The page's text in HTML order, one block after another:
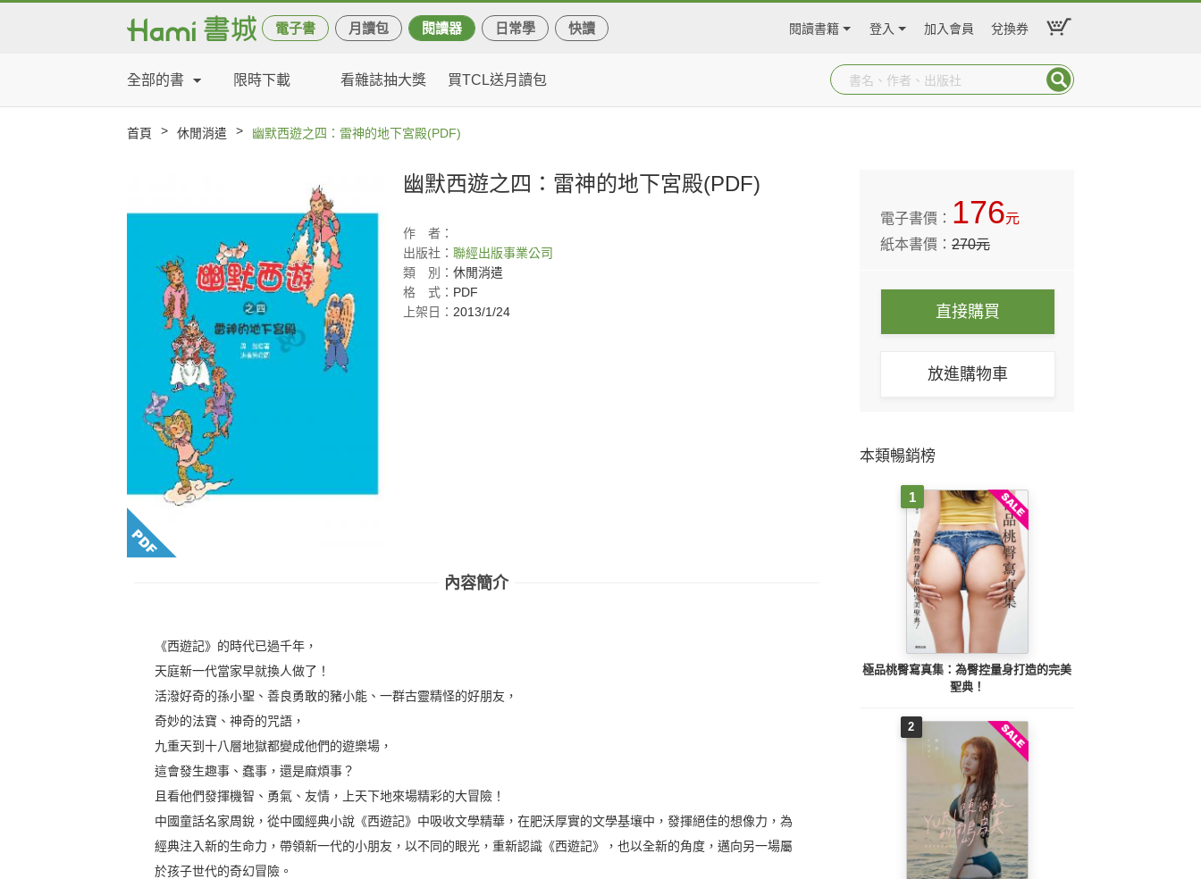
電子書 月讀包 閱讀器 日常學 快讀 閱讀書籍 登入 加入會員 兌換券
全部的書 限時下載 看雜誌抽大獎 買TCL送月讀包
首頁 > 休閒消遣 > 幽默西遊之四：雷神的地下宮殿(PDF)
幽默西遊之四：雷神的地下宮殿(PDF)
作
者：
出版社： 聯經出版事業公司
類
別： 休閒消遣
格
式： PDF
上架日： 2013/1/24
內容簡介
《西遊記》的時代已過千年，
天庭新一代當家早就換人做了！
活潑好奇的孫小聖、善良勇敢的豬小能、一群古靈精怪的好朋友，
奇妙的法寶、神奇的咒語，
九重天到十八層地獄都變成他們的遊樂場，
這會發生趣事、蠢事，還是麻煩事？
且看他們發揮機智、勇氣、友情，上天下地來場精彩的大冒險！
中國童話名家周銳，從中國經典小說《西遊記》中吸收文學精華，在肥沃厚實的文學基壤中，發揮絕佳的想像力，為
經典注入新的生命力，帶領新一代的小朋友，以不同的眼光，重新認識《西遊記》，也以全新的角度，邁向另一場屬
於孩子世代的奇幻冒險。
電子書價： 176元
紙本書價：270元
直接購買
放進購物車
本類暢銷榜
1
極品桃臀寫真集：為臀控量身打造的完美
聖典！
2